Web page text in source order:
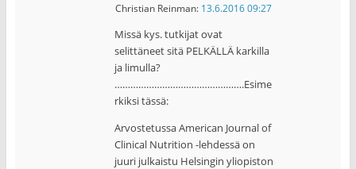
Christian Reinman: 13.6.2016 09:27
Missä kys. tutkijat ovat
selittäneet sitä PELKÄLLÄ karkilla
ja limulla?
………………………………………….Esime
rkiksi tässä:
Arvostetussa American Journal of
Clinical Nutrition -lehdessä on
juuri julkaistu Helsingin yliopiston